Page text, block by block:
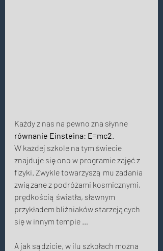
Każdy z nas na pewno zna słynne
równanie Einsteina: E=mc2.
W każdej szkole na tym świecie
znajduje się ono w programie zajęć z
fizyki. Zwykle towarzyszą mu zadania
związane z podróżami kosmicznymi,
prędkością światła, sławnym
przykładem bliźniaków starzejących
się w innym tempie …
A jak sądzicie, w ilu szkołach można